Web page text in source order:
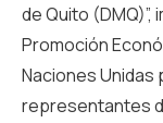
de Quito
Promoción
Naciones Unidas
representantes